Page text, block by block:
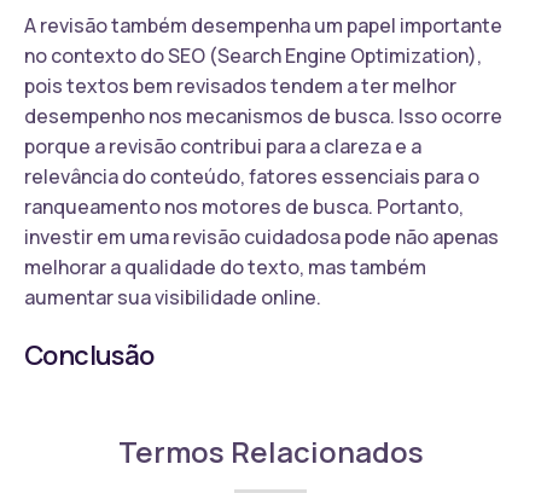
A revisão também desempenha um papel importante
no contexto do SEO (Search Engine Optimization),
pois textos bem revisados tendem a ter melhor
desempenho nos mecanismos de busca. Isso ocorre
porque a revisão contribui para a clareza e a
relevância do conteúdo, fatores essenciais para o
ranqueamento nos motores de busca. Portanto,
investir em uma revisão cuidadosa pode não apenas
melhorar a qualidade do texto, mas também
aumentar sua visibilidade online.
Conclusão
Termos Relacionados